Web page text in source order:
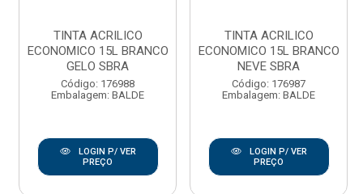
TINTA ACRILICO
ECONOMICO 15L BRANCO
GELO SBRA
Código: 176988
Embalagem: BALDE
LOGIN P/ VER
PREÇO
TINTA ACRILICO
ECONOMICO 15L BRANCO
NEVE SBRA
Código: 176987
Embalagem: BALDE
LOGIN P/ VER
PREÇO